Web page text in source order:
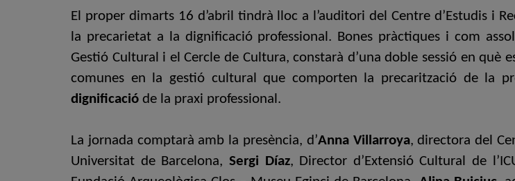
El proper dimarts 16 d’abril tindrà lloc a l’auditori del Centre d’Estudis i
la precarietat a la dignificació professional. Bones pràctiques i com
Gestió Cultural i el Cercle de Cultura, constarà d’una doble sessió en què
comunes en la gestió cultural que comporten la precarització de la
dignificació de la praxi professional.
La jornada comptarà amb la presència, d’Anna Villarroya, directora del
Universitat de Barcelona, Sergi Díaz, Director d’Extensió Cultural de